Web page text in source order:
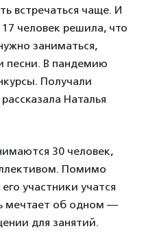
встречаться чаще. И
17 человек решила, что
заниматься,
песни. В пандемию
Получали
Наталья
30 человек,
Помимо
участники учатся
мечтает об одном —
для занятий.